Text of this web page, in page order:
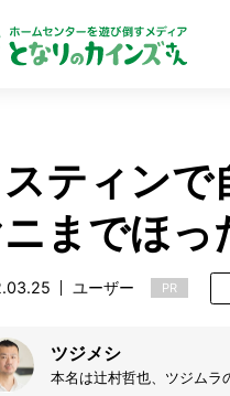
ティンで
までほっ
ユーザー PR
ツジメシ
本名は辻村哲也、ツジムラ